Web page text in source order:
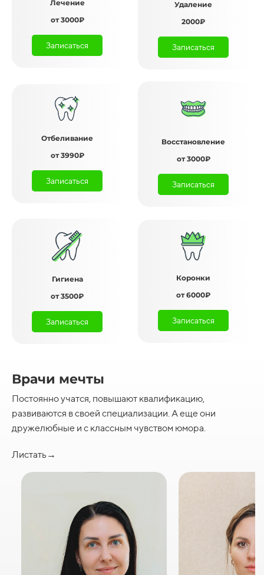
Лечение
от 3000₽
Записаться
Удаление
2000₽
Записаться
Отбеливание
от 3990₽
Записаться
Восстановление
от 3000₽
Записаться
Гигиена
от 3500₽
Записаться
Коронки
от 6000₽
Записаться
Врачи мечты
Постоянно учатся, повышают квалификацию,
развиваются в своей специализации. А еще они
дружелюбные и с классным чувством юмора.
Листать→